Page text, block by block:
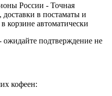
России - Точная
доставки в постаматы и
корзине автоматически
ожидайте подтверждение не
кофеен: